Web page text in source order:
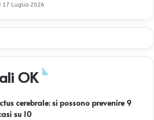
17 Luglio 2026
OK
cerebrale: si possono prevenire 9
su 10